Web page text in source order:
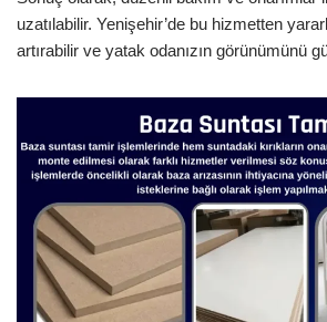
uzatılabilir. Yenişehir’de bu hizmetten
artırabilir ve yatak odanızın görünümünü